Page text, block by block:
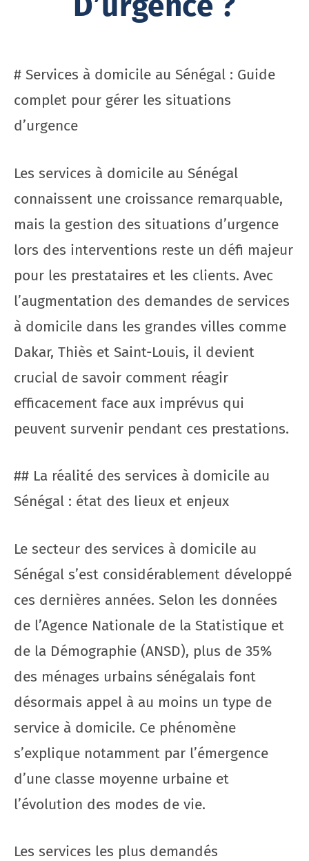
# Services à domicile au Sénégal : Guide
complet pour gérer les situations
d’urgence
Les services à domicile au Sénégal
connaissent une croissance remarquable,
mais la gestion des situations d’urgence
lors des interventions reste un défi majeur
pour les prestataires et les clients. Avec
l’augmentation des demandes de services
à domicile dans les grandes villes comme
Dakar, Thiès et Saint-Louis, il devient
crucial de savoir comment réagir
efficacement face aux imprévus qui
peuvent survenir pendant ces prestations.
## La réalité des services à domicile au
Sénégal : état des lieux et enjeux
Le secteur des services à domicile au
Sénégal s’est considérablement développé
ces dernières années. Selon les données
de l’Agence Nationale de la Statistique et
de la Démographie (ANSD), plus de 35%
des ménages urbains sénégalais font
désormais appel à au moins un type de
service à domicile. Ce phénomène
s’explique notamment par l’émergence
d’une classe moyenne urbaine et
l’évolution des modes de vie.
Les services les plus demandés